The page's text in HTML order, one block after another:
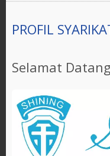
PROFIL
Selamat